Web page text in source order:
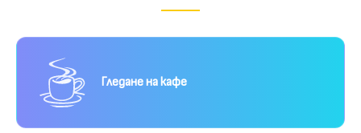
Гледане на кафе